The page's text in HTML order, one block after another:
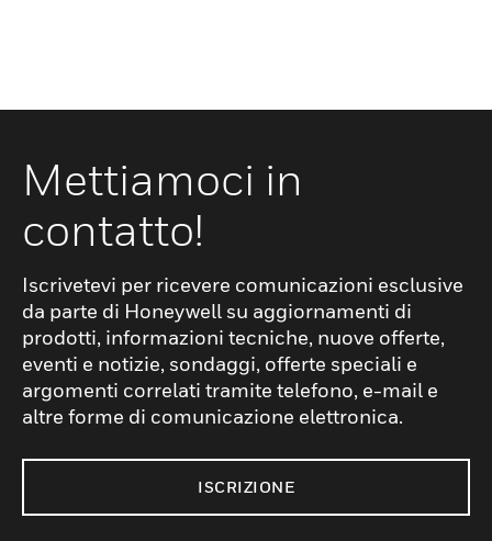
Mettiamoci in
contatto!
Iscrivetevi per ricevere comunicazioni esclusive
da parte di Honeywell su aggiornamenti di
prodotti, informazioni tecniche, nuove offerte,
eventi e notizie, sondaggi, offerte speciali e
argomenti correlati tramite telefono, e-mail e
altre forme di comunicazione elettronica.
ISCRIZIONE